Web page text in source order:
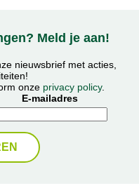
Meld je aan!
nieuwsbrief met acties,
onze privacy policy.
E-mailadres